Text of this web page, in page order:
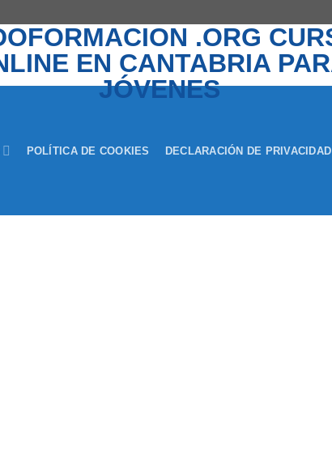
POLÍTICA DE COOKIES DECLARACIÓN DE PRIVACIDAD